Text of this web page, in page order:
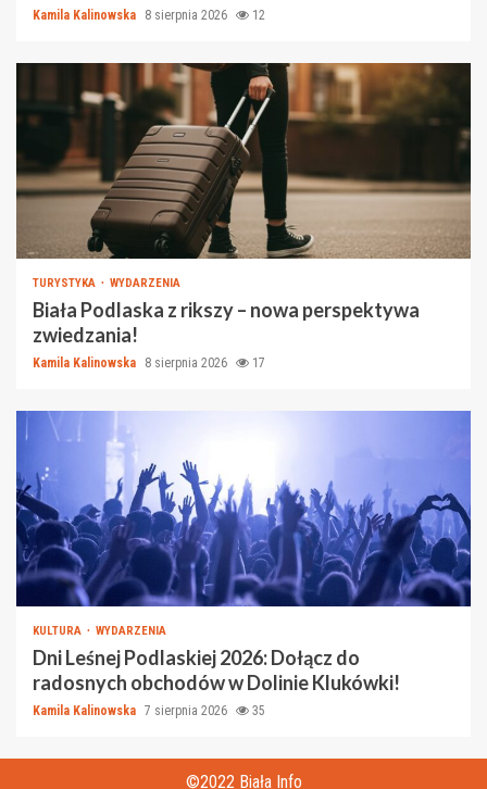
Kamila Kalinowska 8 sierpnia 2026 12
TURYSTYKA WYDARZENIA
Biała Podlaska z rikszy – nowa perspektywa
zwiedzania!
Kamila Kalinowska 8 sierpnia 2026 17
KULTURA WYDARZENIA
Dni Leśnej Podlaskiej 2026: Dołącz do
radosnych obchodów w Dolinie Klukówki!
Kamila Kalinowska 7 sierpnia 2026 35
©2022 Biała Info